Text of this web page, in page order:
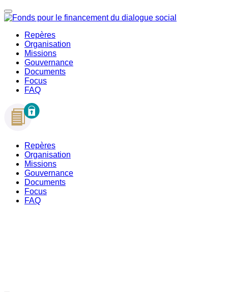
Repères
Organisation
Missions
Gouvernance
Documents
Focus
FAQ
Repères
Organisation
Missions
Gouvernance
Documents
Focus
FAQ